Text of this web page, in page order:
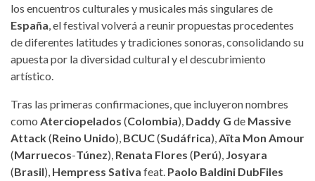
los encuentros culturales y musicales más singulares de
España, el festival volverá a reunir propuestas procedentes
de diferentes latitudes y tradiciones sonoras, consolidando su
apuesta por la diversidad cultural y el descubrimiento
artístico.
Tras las primeras confirmaciones, que incluyeron nombres
como Aterciopelados (Colombia), Daddy G de Massive
Attack(Reino Unido), BCUC(Sudáfrica),Aïta Mon Amour
(Marruecos-Túnez), Renata Flores (Perú), Josyara
(Brasil), Hempress Sativa feat. Paolo Baldini DubFiles